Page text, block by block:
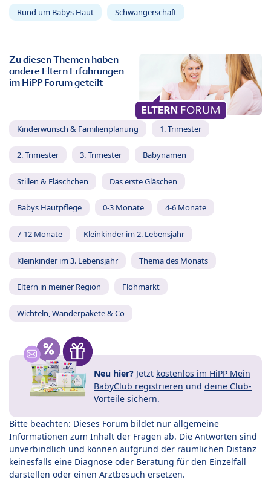
Rund um Babys Haut Schwangerschaft
Zu diesen Themen haben
andere Eltern Erfahrungen
im HiPP Forum geteilt
Kinderwunsch & Familienplanung 1. Trimester
2. Trimester 3. Trimester Babynamen
Stillen & Fläschchen Das erste Gläschen
Babys Hautpflege 0-3 Monate 4-6 Monate
7-12 Monate Kleinkinder im 2. Lebensjahr
Kleinkinder im 3. Lebensjahr Thema des Monats
Eltern in meiner Region Flohmarkt
Wichteln, Wanderpakete & Co
Neu hier? Jetzt kostenlos im HiPP Mein
BabyClub registrieren und deine Club-
Vorteile sichern.
Bitte beachten: Dieses Forum bildet nur allgemeine
Informationen zum Inhalt der Fragen ab. Die Antworten sind
unverbindlich und können aufgrund der räumlichen Distanz
keinesfalls eine Diagnose oder Beratung für den Einzelfall
darstellen oder einen Arztbesuch ersetzen.